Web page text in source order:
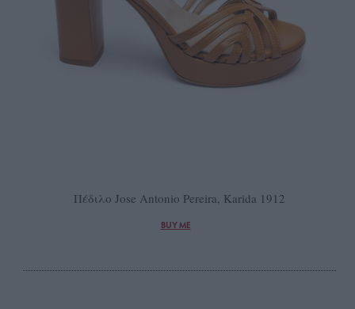
Πέδιλο Jose Antonio Pereira, Karida 1912
BUY ME